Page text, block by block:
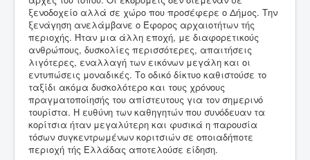
ξενοδοχείο αλλά σε χώρο που προσέφερε ο Δήμος. Την
ξενάγηση ανελάμβανε ο Έφορος αρχαιοτήτων τής
περιοχής. Ήταν μια άλλη εποχή, με διαφορετικούς
ανθρώπους, δυσκολίες περισσότερες, απαιτήσεις
λιγότερες, εναλλαγή των εικόνων μεγάλη και οι
εντυπώσεις μοναδικές. Το οδικό δίκτυο καθιστούσε το
ταξίδι ακόμα δυσκολότερο και τους χρόνους
πραγματοποίησής του απίστευτους για τον σημερινό
τουρίστα. Η ευθύνη των καθηγητών που συνόδευαν τα
κορίτσια ήταν μεγαλύτερη και φυσικά η παρουσία
τόσων συγκεντρωμένων κοριτσιών σε οποιαδήποτε
περιοχή τής Ελλάδας αποτελούσε είδηση.